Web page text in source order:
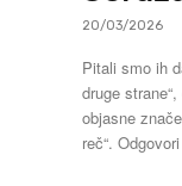
20/03/2026
Pitali smo ih
druge
objasne
reč“.